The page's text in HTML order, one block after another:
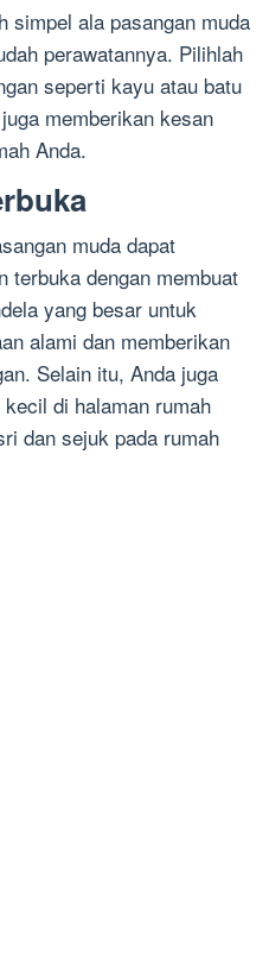
simpel ala pasangan muda
perawatannya. Pilihlah
seperti kayu atau batu
memberikan kesan
Anda.
muda dapat
terbuka dengan membuat
yang besar untuk
alami dan memberikan
Selain itu, Anda juga
di halaman rumah
dan sejuk pada rumah